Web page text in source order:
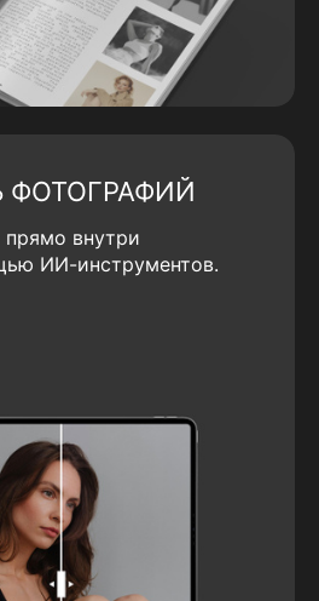
ФОТОГРАФИЙ
внутри
ИИ-инструментов.